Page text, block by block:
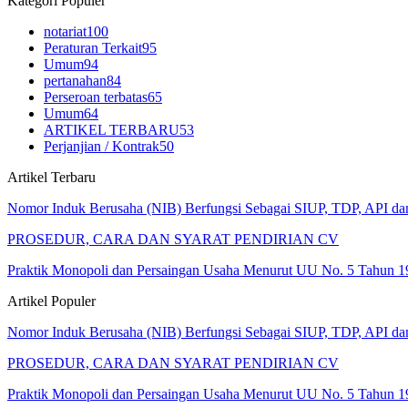
notariat100
Peraturan Terkait95
Umum94
pertanahan84
Perseroan terbatas65
Umum64
ARTIKEL TERBARU53
Perjanjian / Kontrak50
Artikel Terbaru
Nomor Induk Berusaha (NIB) Berfungsi Sebagai SIUP, TDP, API
PROSEDUR, CARA DAN SYARAT PENDIRIAN CV
Praktik Monopoli dan Persaingan Usaha Menurut UU No. 5 Tahun
Artikel Populer
Nomor Induk Berusaha (NIB) Berfungsi Sebagai SIUP, TDP, API
PROSEDUR, CARA DAN SYARAT PENDIRIAN CV
Praktik Monopoli dan Persaingan Usaha Menurut UU No. 5 Tahun